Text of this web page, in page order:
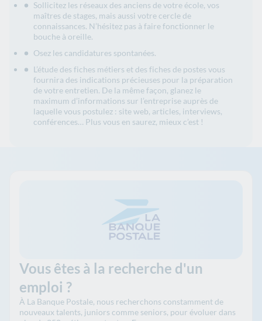
Sollicitez les réseaux des anciens de votre école, vos
maîtres de stages, mais aussi votre cercle de
connaissances. N’hésitez pas à faire fonctionner le
bouche à oreille.
Osez les candidatures spontanées.
L’étude des fiches métiers et des fiches de postes vous
fournira des indications précieuses pour la préparation
de votre entretien. De la même façon, glanez le
maximum d’informations sur l’entreprise auprès de
laquelle vous postulez : site web, articles, interviews,
conférences… Plus vous en saurez, mieux c’est !
Vous êtes à la recherche d'un
emploi ?
À La Banque Postale, nous recherchons constamment de
nouveaux talents, juniors comme seniors, pour évoluer dans